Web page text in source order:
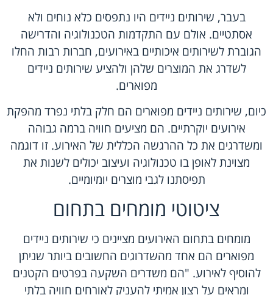
בעבר, שירותים ניידים היו נתפסים כלא נוחים ולא
אסתטיים. אולם עם התקדמות הטכנולוגיה והדרישה
הגוברת לשירותים איכותיים באירועים, חברות רבות החלו
לשדרג את המוצרים שלהן ולהציע שירותים ניידים
מפוארים.
כיום, שירותים ניידים מפוארים הם חלק בלתי נפרד מהפקת
אירועים יוקרתיים. הם מציעים חוויה ברמה גבוהה
ומשדרגים את כל ההרגשה הכללית של האירוע. זו דוגמה
מצוינת לאופן בו טכנולוגיה ועיצוב יכולים לשנות את
תפיסתנו לגבי מוצרים יומיומיים.
ציטוטי מומחים בתחום
מומחים בתחום האירועים מציינים כי שירותים ניידים
מפוארים הם אחד מהשדרוגים החשובים ביותר שניתן
להוסיף לאירוע. "הם משדרים השקעה בפרטים הקטנים
ומראים על רצון אמיתי להעניק לאורחים חוויה בלתי